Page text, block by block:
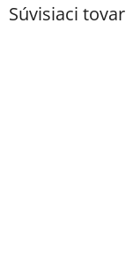
Súvisiaci tovar